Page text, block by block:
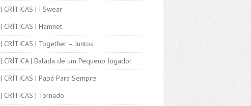
| CRÍTICAS | I Swear
| CRÍTICAS | Hamnet
| CRÍTICAS | Together – Juntos
| CRÍTICA | Balada de um Pequeno Jogador
| CRÍTICAS | Papá Para Sempre
| CRÍTICAS | Tornado